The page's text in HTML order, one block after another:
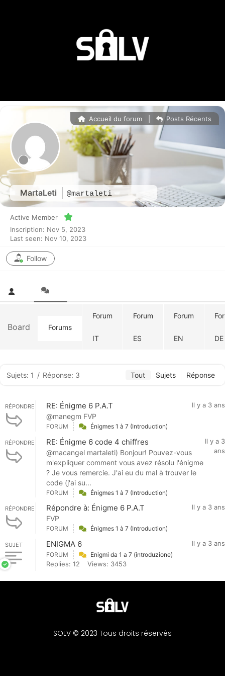
MartaLeti @martaleti
Accueil du forum Posts Récents
Active Member
Inscription: Nov 5, 2023
Last seen: Nov 10, 2023
Follow
Board Forums
Forum
IT
Forum
ES
Forum
EN DE
Sujets: 1 / Réponse: 3 Tout Sujets Réponse
RÉPONDRE RE: Énigme 6 P.A.T
@manegm FVP
Il y a 3 ans
FORUM Énigmes 1 à 7 (Introduction)
RÉPONDRE RE: Énigme 6 code 4 chiffres
@macangel martaleti) Bonjour! Pouvez-vous
m'expliquer comment vous avez résolu l'énigme
? Je vous remercie. J'ai eu du mal à trouver le
code (j'ai su...
Il y a 3
ans
FORUM Énigmes 1 à 7 (Introduction)
RÉPONDRE Répondre à: Énigme 6 P.A.T
FVP
Il y a 3 ans
FORUM Énigmes 1 à 7 (Introduction)
SUJET ENIGMA 6 Il y a 3 ans
FORUM Enigmi da 1 a 7 (introduzione)
Replies: 12 Views: 3453
SOLV © 2023 Tous droits réservés